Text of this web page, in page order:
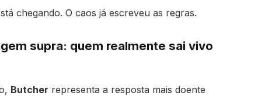
chegando. O caos já escreveu as regras.
supra: quem realmente sai vivo
Butcher representa a resposta mais doente